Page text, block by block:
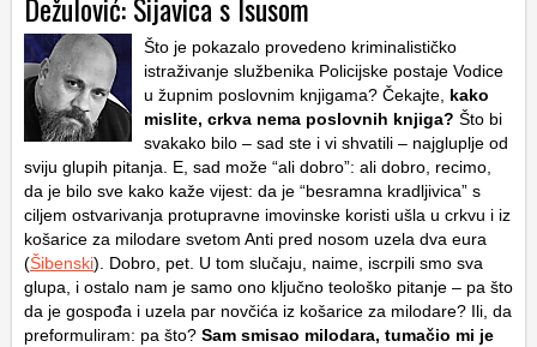
Što je pokazalo provedeno kriminalističko
istraživanje službenika Policijske postaje Vodice
u župnim poslovnim knjigama? Čekajte, kako
mislite, crkva nema poslovnih knjiga? Što bi
svakako bilo – sad ste i vi shvatili – najgluplje od
sviju glupih pitanja. E, sad može “ali dobro”: ali dobro, recimo,
da je bilo sve kako kaže vijest: da je “besramna kradljivica” s
ciljem ostvarivanja protupravne imovinske koristi ušla u crkvu i iz
košarice za milodare svetom Anti pred nosom uzela dva eura
(Šibenski). Dobro, pet. U tom slučaju, naime, iscrpili smo sva
glupa, i ostalo nam je samo ono ključno teološko pitanje – pa što
da je gospođa i uzela par novčića iz košarice za milodare? Ili, da
preformuliram: pa što? Sam smisao milodara, tumačio mi je